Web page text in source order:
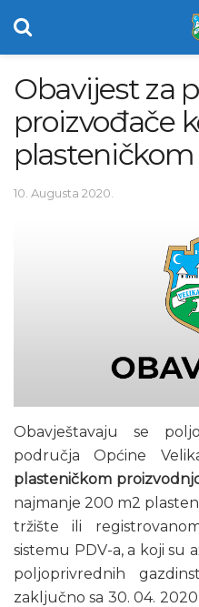
Obavijest za
proizvođače
10. Augusta 2020.
Obavještavaju se
područja Općine
plasteničkom
najmanje 200 m2
tržište ili
sistemu PDV-a, a koji su
poljoprivrednih
zaključno sa 30. 04.